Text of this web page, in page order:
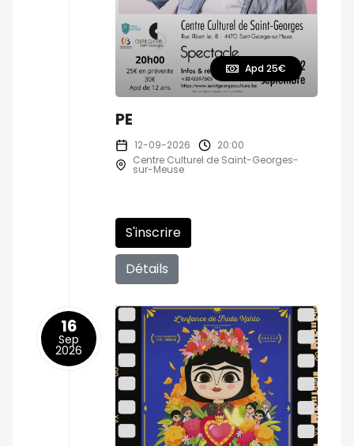
Apd 25€
PE
12-09-2026
20:00
Centre Culturel de Saint-Georges-
sur-Meuse
S'inscrire
Détails
16
Sep
2026